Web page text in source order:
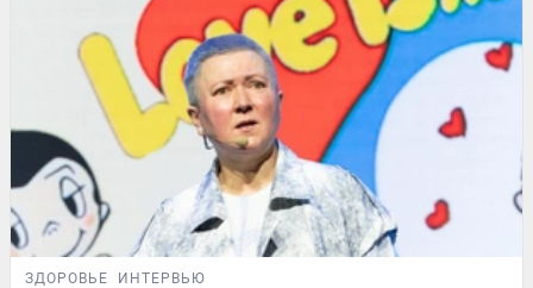
ЗДОРОВЬЕ ИНТЕРВЬЮ